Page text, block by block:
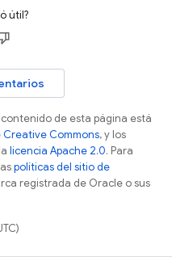
útil?
de esta página está
Commons, y los
licencia Apache 2.0. Para
políticas del sitio de
registrada de Oracle o sus